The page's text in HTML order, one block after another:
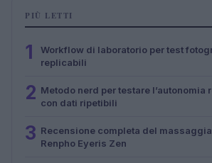
PIÙ LETTI
1
Workflow di laboratorio per test
replicabili
2 Metodo nerd per testare l’autonomia
con dati ripetibili
3 Recensione completa del
Renpho Eyeris Zen